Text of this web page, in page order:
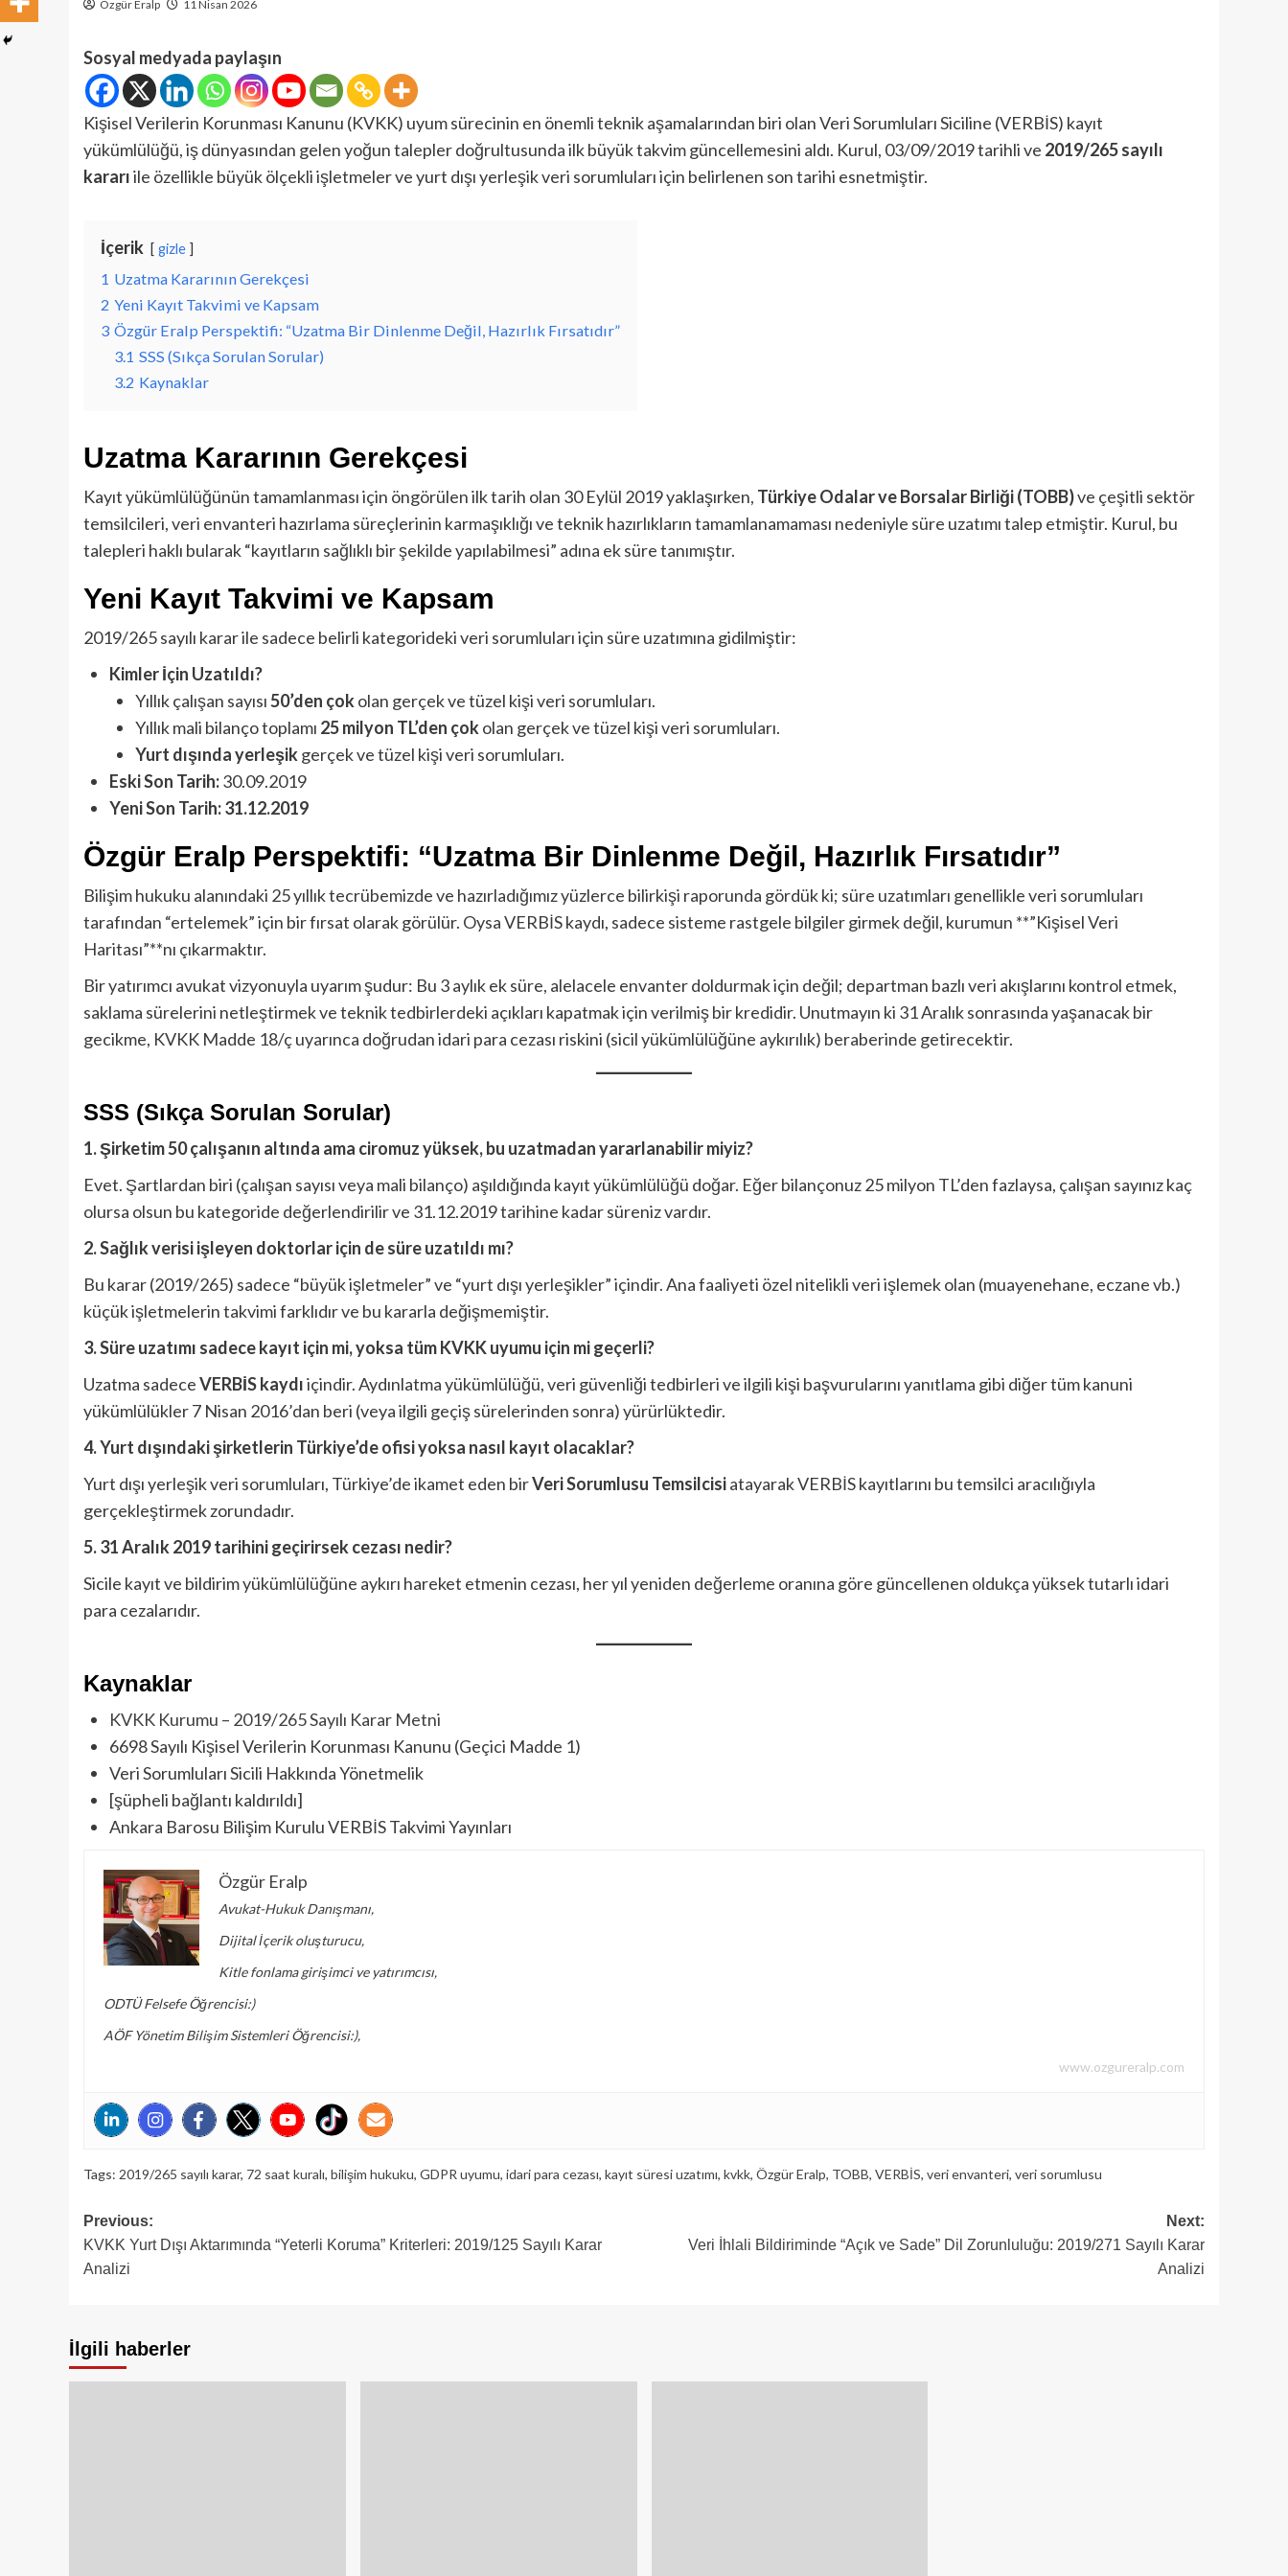
Özgür Eralp 11 Nisan 2026
Sosyal medyada paylaşın
Kişisel Verilerin Korunması Kanunu (KVKK) uyum sürecinin en önemli teknik aşamalarından biri olan Veri Sorumluları Siciline (VERBİS) kayıt
yükümlülüğü, iş dünyasından gelen yoğun talepler doğrultusunda ilk büyük takvim güncellemesini aldı. Kurul, 03/09/2019 tarihli ve 2019/265 sayılı
kararıile özellikle büyük ölçekli işletmeler ve yurt dışı yerleşik veri sorumluları için belirlenen son tarihi esnetmiştir.
İçerik gizle
1 Uzatma Kararının Gerekçesi
2 Yeni Kayıt Takvimi ve Kapsam
3 Özgür Eralp Perspektifi: “Uzatma Bir Dinlenme Değil, Hazırlık Fırsatıdır”
3.1 SSS (Sıkça Sorulan Sorular)
3.2 Kaynaklar
Uzatma Kararının Gerekçesi
Kayıt yükümlülüğünün tamamlanması için öngörülen ilk tarih olan 30 Eylül 2019 yaklaşırken, Türkiye Odalar ve Borsalar Birliği (TOBB)ve çeşitli sektör
temsilcileri, veri envanteri hazırlama süreçlerinin karmaşıklığı ve teknik hazırlıkların tamamlanamaması nedeniyle süre uzatımı talep etmiştir. Kurul, bu
talepleri haklı bularak “kayıtların sağlıklı bir şekilde yapılabilmesi” adına ek süre tanımıştır.
Yeni Kayıt Takvimi ve Kapsam
2019/265 sayılı karar ile sadece belirli kategorideki veri sorumluları için süre uzatımına gidilmiştir:
Kimler İçin Uzatıldı?
Yıllık çalışan sayısı50’den çokolan gerçek ve tüzel kişi veri sorumluları.
Yıllık mali bilanço toplamı 25 milyon TL’den çokolan gerçek ve tüzel kişi veri sorumluları.
Yurt dışında yerleşikgerçek ve tüzel kişi veri sorumluları.
Eski Son Tarih:30.09.2019
Yeni Son Tarih:31.12.2019
Özgür Eralp Perspektifi: “Uzatma Bir Dinlenme Değil, Hazırlık Fırsatıdır”
Bilişim hukuku alanındaki 25 yıllık tecrübemizde ve hazırladığımız yüzlerce bilirkişi raporunda gördük ki; süre uzatımları genellikle veri sorumluları
tarafından “ertelemek” için bir fırsat olarak görülür. Oysa VERBİS kaydı, sadece sisteme rastgele bilgiler girmek değil, kurumun **”Kişisel Veri
Haritası”**nı çıkarmaktır.
Bir yatırımcı avukat vizyonuyla uyarım şudur: Bu 3 aylık ek süre, alelacele envanter doldurmak için değil; departman bazlı veri akışlarını kontrol etmek,
saklama sürelerini netleştirmek ve teknik tedbirlerdeki açıkları kapatmak için verilmiş bir kredidir. Unutmayın ki 31 Aralık sonrasında yaşanacak bir
gecikme, KVKK Madde 18/ç uyarınca doğrudan idari para cezası riskini (sicil yükümlülüğüne aykırılık) beraberinde getirecektir.
SSS (Sıkça Sorulan Sorular)
1. Şirketim 50 çalışanın altında ama ciromuz yüksek, bu uzatmadan yararlanabilir miyiz?
Evet. Şartlardan biri (çalışan sayısı veya mali bilanço) aşıldığında kayıt yükümlülüğü doğar. Eğer bilançonuz 25 milyon TL’den fazlaysa, çalışan sayınız kaç
olursa olsun bu kategoride değerlendirilir ve 31.12.2019 tarihine kadar süreniz vardır.
2. Sağlık verisi işleyen doktorlar için de süre uzatıldı mı?
Bu karar (2019/265) sadece “büyük işletmeler” ve “yurt dışı yerleşikler” içindir. Ana faaliyeti özel nitelikli veri işlemek olan (muayenehane, eczane vb.)
küçük işletmelerin takvimi farklıdır ve bu kararla değişmemiştir.
3. Süre uzatımı sadece kayıt için mi, yoksa tüm KVKK uyumu için mi geçerli?
Uzatma sadeceVERBİS kaydıiçindir. Aydınlatma yükümlülüğü, veri güvenliği tedbirleri ve ilgili kişi başvurularını yanıtlama gibi diğer tüm kanuni
yükümlülükler 7 Nisan 2016’dan beri (veya ilgili geçiş sürelerinden sonra) yürürlüktedir.
4. Yurt dışındaki şirketlerin Türkiye’de ofisi yoksa nasıl kayıt olacaklar?
Yurt dışı yerleşik veri sorumluları, Türkiye’de ikamet eden birVeri Sorumlusu Temsilcisiatayarak VERBİS kayıtlarını bu temsilci aracılığıyla
gerçekleştirmek zorundadır.
5. 31 Aralık 2019 tarihini geçirirsek cezası nedir?
Sicile kayıt ve bildirim yükümlülüğüne aykırı hareket etmenin cezası, her yıl yeniden değerleme oranına göre güncellenen oldukça yüksek tutarlı idari
para cezalarıdır.
Kaynaklar
KVKK Kurumu – 2019/265 Sayılı Karar Metni
6698 Sayılı Kişisel Verilerin Korunması Kanunu (Geçici Madde 1)
Veri Sorumluları Sicili Hakkında Yönetmelik
[şüpheli bağlantı kaldırıldı]
Ankara Barosu Bilişim Kurulu VERBİS Takvimi Yayınları
Özgür Eralp
Avukat-Hukuk Danışmanı,
Dijital İçerik oluşturucu,
Kitle fonlama girişimci ve yatırımcısı,
ODTÜ Felsefe Öğrencisi:)
AÖF Yönetim Bilişim Sistemleri Öğrencisi:),
www.ozgureralp.com
Tags: 2019/265 sayılı karar, 72 saat kuralı, bilişim hukuku, GDPR uyumu, idari para cezası, kayıt süresi uzatımı, kvkk, Özgür Eralp, TOBB, VERBİS, veri envanteri, veri sorumlusu
Post
navigation
Previous:
KVKK Yurt Dışı Aktarımında “Yeterli Koruma” Kriterleri: 2019/125 Sayılı Karar
Analizi
Next:
Veri İhlali Bildiriminde “Açık ve Sade” Dil Zorunluluğu: 2019/271 Sayılı Karar
Analizi
İlgili haberler